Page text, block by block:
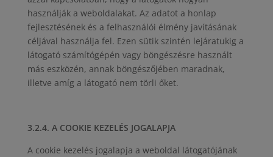
használják a weboldalakat. Az adatot a honlap
fejlesztésének és a felhasználói élmény javításának
céljával használja fel. Ezen sütik szintén lejáratukig a
látogató számítógépén vagy böngészésre használt
más eszközén, annak böngészőjében maradnak,
illetve amíg a látogató nem törli őket.
3.2.4. A COOKIE KEZELÉS JOGALAPJA
A cookie kezelés jogalapja a weboldal látogatójának